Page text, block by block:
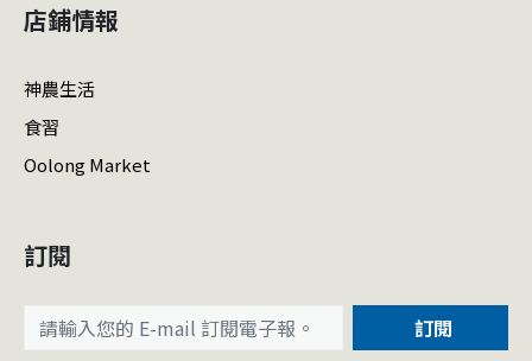
店鋪情報
神農生活
食習
Oolong Market
訂閱
訂閱